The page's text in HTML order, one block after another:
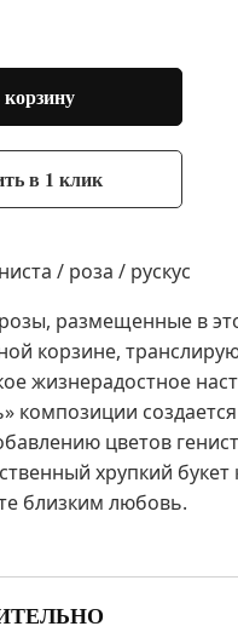
в 1 клик
/ роза / рускус
размещенные в
корзине,
жизнерадостное
композиции
цветов
хрупкий букет
близким любовь.